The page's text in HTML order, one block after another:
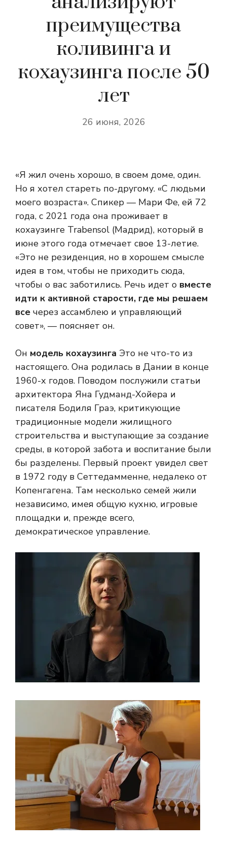
преимущества
коливинга и
кохаузинга после 50
лет
26 июня, 2026
«Я жил очень хорошо, в своем доме, один.
Но я хотел стареть по-другому. «С людьми
моего возраста». Спикер — Мари Фе, ей 72
года, с 2021 года она проживает в
кохаузинге Trabensol (Мадрид), который в
июне этого года отмечает свое 13-летие.
«Это не резиденция, но в хорошем смысле
идея в том, чтобы не приходить сюда,
чтобы о вас заботились. Речь идет о вместе
идти к активной старости, где мы решаем
все через ассамблею и управляющий
совет», — поясняет он.
Он модель кохаузинга Это не что-то из
настоящего. Она родилась в Дании в конце
1960-х годов. Поводом послужили статьи
архитектора Яна Гудманд-Хойера и
писателя Бодиля Граэ, критикующие
традиционные модели жилищного
строительства и выступающие за создание
среды, в которой забота и воспитание были
бы разделены. Первый проект увидел свет
в 1972 году в Сеттедамменне, недалеко от
Копенгагена. Там несколько семей жили
независимо, имея общую кухню, игровые
площадки и, прежде всего,
демократическое управление.